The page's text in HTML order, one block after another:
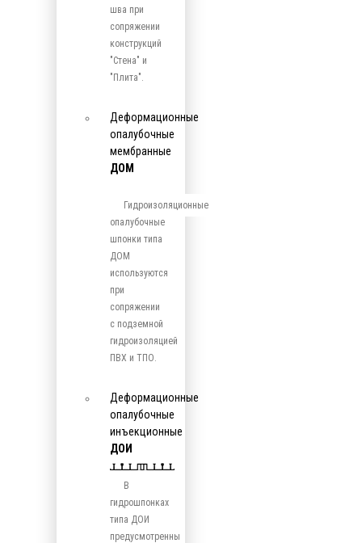
шва при
сопряжении
конструкций
"Стена" и
"Плита".
Деформационные
опалубочные
мембранные
ДОМ
Гидроизоляционные
опалубочные
шпонки типа
ДОМ
используются
при
сопряжении
с подземной
гидроизоляцией
ПВХ и ТПО.
Деформационные
опалубочные
инъекционные
ДОИ
В
гидрошпонках
типа ДОИ
предусмотренны